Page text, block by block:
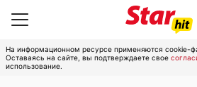
На информационном ресурсе применяются cookie-
Оставаясь на сайте, вы подтверждаете свое
использование.